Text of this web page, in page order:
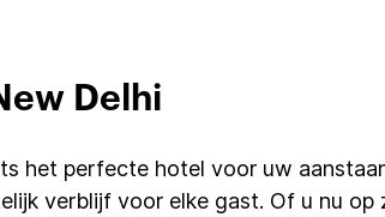
Delhi
het perfecte hotel voor uw
verblijf voor elke gast. Of u nu op